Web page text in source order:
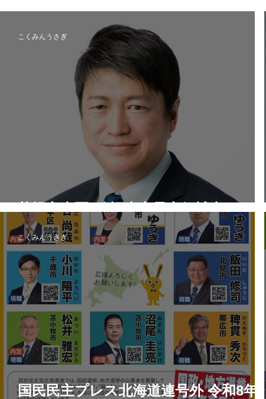
札幌市東区_公認内定予定候補者
こくみんうさぎ
国民民主プレス北海道連号外 令和8年7
こくみんうさぎ